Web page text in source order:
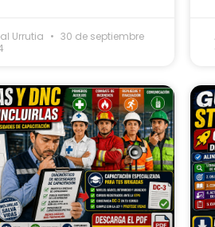
Urrutia
30 de septiembre